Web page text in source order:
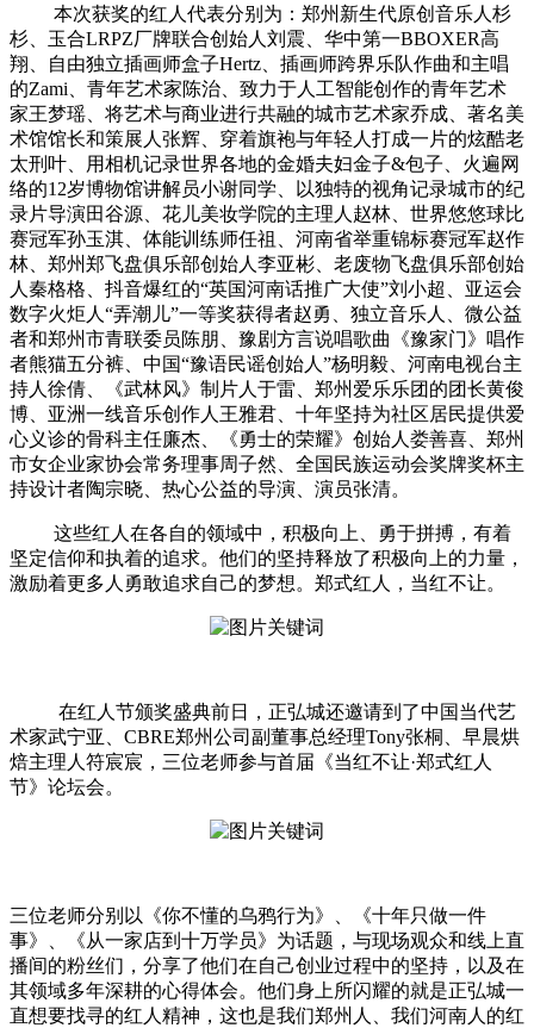
本次获奖的红人代表分别为：郑州新生代原创音乐人杉
杉、玉合LRPZ厂牌联合创始人刘震、华中第一BBOXER高
翔、自由独立插画师盒子Hertz、插画师跨界乐队作曲和主唱
的Zami、青年艺术家陈治、致力于人工智能创作的青年艺术
家王梦瑶、将艺术与商业进行共融的城市艺术家乔成、著名美
术馆馆长和策展人张辉、穿着旗袍与年轻人打成一片的炫酷老
太刑叶、用相机记录世界各地的金婚夫妇金子&包子、火遍网
络的12岁博物馆讲解员小谢同学、以独特的视角记录城市的纪
录片导演田谷源、花儿美妆学院的主理人赵林、世界悠悠球比
赛冠军孙玉淇、体能训练师任祖、河南省举重锦标赛冠军赵作
林、郑州郑飞盘俱乐部创始人李亚彬、老废物飞盘俱乐部创始
人秦格格、抖音爆红的“英国河南话推广大使”刘小超、亚运会
数字火炬人“弄潮儿”一等奖获得者赵勇、独立音乐人、微公益
者和郑州市青联委员陈朋、豫剧方言说唱歌曲《豫家门》唱作
者熊猫五分裤、中国“豫语民谣创始人”杨明毅、河南电视台主
持人徐倩、《武林风》制片人于雷、郑州爱乐乐团的团长黄俊
博、亚洲一线音乐创作人王雅君、十年坚持为社区居民提供爱
心义诊的骨科主任廉杰、《勇士的荣耀》创始人娄善喜、郑州
市女企业家协会常务理事周子然、全国民族运动会奖牌奖杯主
持设计者陶宗晓、热心公益的导演、演员张清。
这些红人在各自的领域中，积极向上、勇于拼搏，有着
坚定信仰和执着的追求。他们的坚持释放了积极向上的力量，
激励着更多人勇敢追求自己的梦想。郑式红人，当红不让。
在红人节颁奖盛典前日，正弘城还邀请到了中国当代艺
术家武宁亚、CBRE郑州公司副董事总经理Tony张桐、早晨烘
焙主理人符宸宸，三位老师参与首届《当红不让·郑式红人
节》论坛会。
三位老师分别以《你不懂的乌鸦行为》、《十年只做一件
事》、《从一家店到十万学员》为话题，与现场观众和线上直
播间的粉丝们，分享了他们在自己创业过程中的坚持，以及在
其领域多年深耕的心得体会。他们身上所闪耀的就是正弘城一
直想要找寻的红人精神，这也是我们郑州人、我们河南人的红